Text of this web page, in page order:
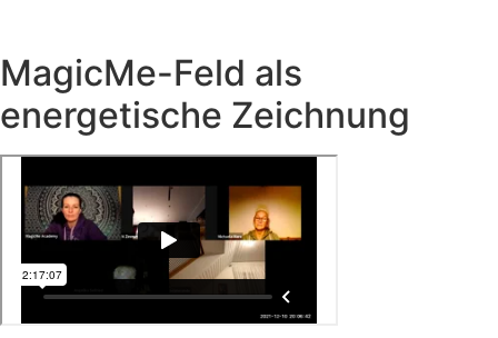
MagicMe-Feld als
energetische Zeichnung